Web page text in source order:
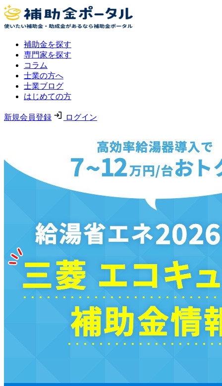
補助金を探す
専門家を探す
コラム
士業の方へ
士業ブログ
はじめての方
新規会員登録 ログイン